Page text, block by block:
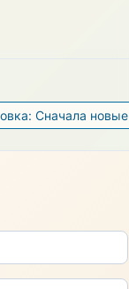
Сортировка: Сначала новые